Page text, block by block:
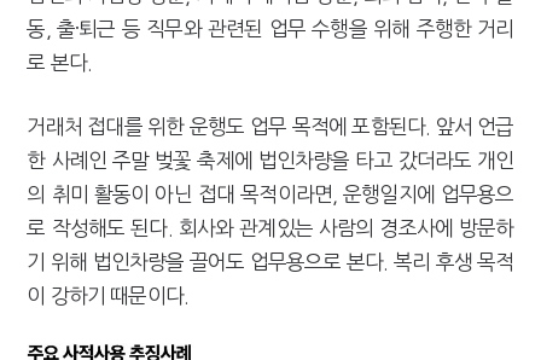
동, 출·퇴근 등 직무와 관련된 업무 수행을 위해 주행한 거리
로 본다.
거래처 접대를 위한 운행도 업무 목적에 포함된다. 앞서 언급
한 사례인 주말 벚꽃 축제에 법인차량을 타고 갔더라도 개인
의 취미 활동이 아닌 접대 목적이라면, 운행일지에 업무용으
로 작성해도 된다. 회사와 관계있는 사람의 경조사에 방문하
기 위해 법인차량을 끌어도 업무용으로 본다. 복리 후생 목적
이 강하기 때문이다.